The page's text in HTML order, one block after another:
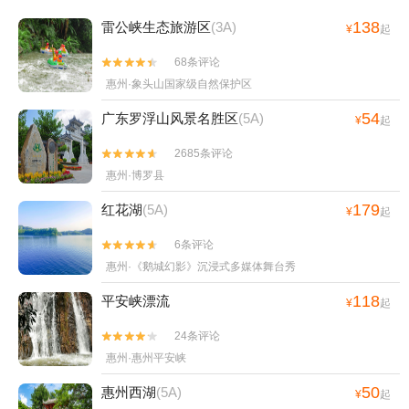
雷公峡生态旅游区(3A) ¥138起


68条评论
惠州·象头山国家级自然保护区
广东罗浮山风景名胜区(5A) ¥54起


2685条评论
惠州·博罗县
红花湖(5A) ¥179起


6条评论
惠州·《鹅城幻影》沉浸式多媒体舞台秀
平安峡漂流 ¥118起


24条评论
惠州·惠州平安峡
惠州西湖(5A) ¥50起